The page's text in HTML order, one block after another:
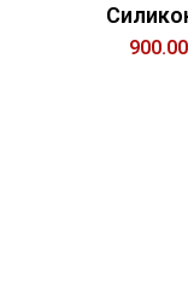
900.00